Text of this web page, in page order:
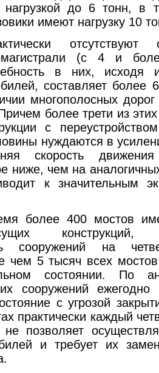
до 6 тонн, в
имеют нагрузку 10
отсутствуют
(с 4 и
в них, исходя
составляет более
многополосных
более трети из
с
нуждаются в
скорость
ниже, чем на
к значительным
более 400 мостов
конструкций,
сооружений на
чем 5 тысяч всех
состоянии. По
сооружений ежегодно
с угрозой
практически каждый
позволяет
и требует их